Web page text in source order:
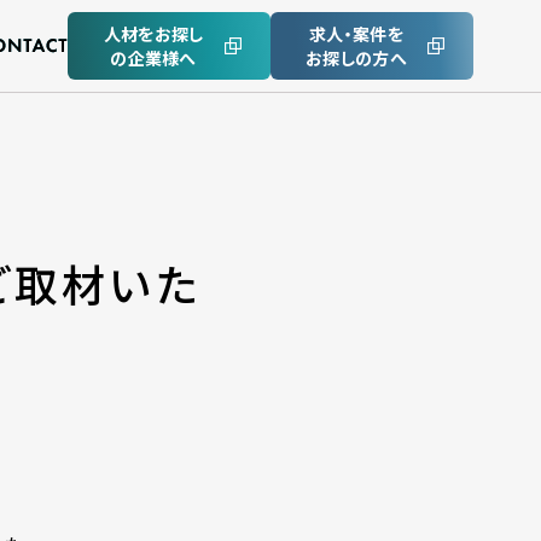
人材をお探し
の企業様へ
求人・案件を
お探しの方へ
取材いた